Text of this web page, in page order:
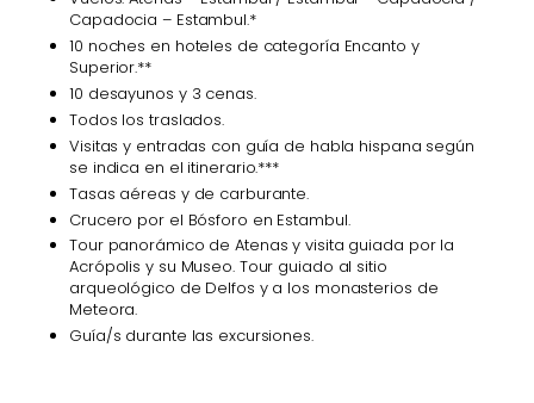
Capadocia – Estambul.*
10 noches en hoteles de categoría Encanto y
Superior.**
10 desayunos y 3 cenas.
Todos los traslados.
Visitas y entradas con guía de habla hispana según
se indica en el itinerario.***
Tasas aéreas y de carburante.
Crucero por el Bósforo en Estambul.
Tour panorámico de Atenas y visita guiada por la
Acrópolis y su Museo. Tour guiado al sitio
arqueológico de Delfos y a los monasterios de
Meteora.
Guía/s durante las excursiones.